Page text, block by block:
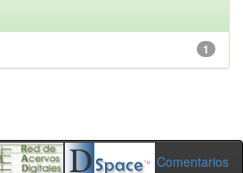
1
Comentarios